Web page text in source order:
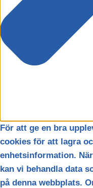
För att ge en bra
cookies för att lagra
enhetsinformation.
kan vi behandla data
på denna webbplats.